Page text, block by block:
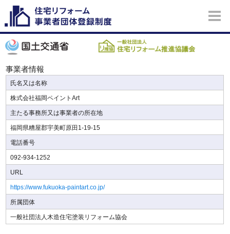
事業者情報
氏名又は名称
株式会社福岡ペイントArt
主たる事務所又は事業者の所在地
福岡県糟屋郡宇美町原田1-19-15
電話番号
092-934-1252
URL
https://www.fukuoka-paintart.co.jp/
所属団体
一般社団法人木造住宅塗装リフォーム協会